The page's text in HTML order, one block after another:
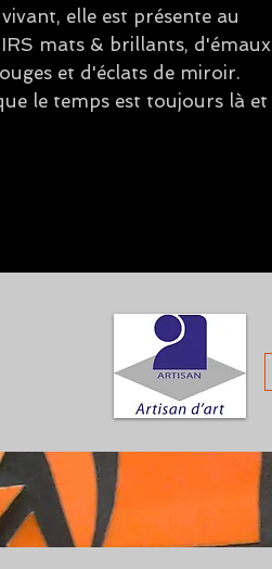
elle est présente au
mats & brillants, d'émaux
et d'éclats de miroir.
le temps est toujours là et